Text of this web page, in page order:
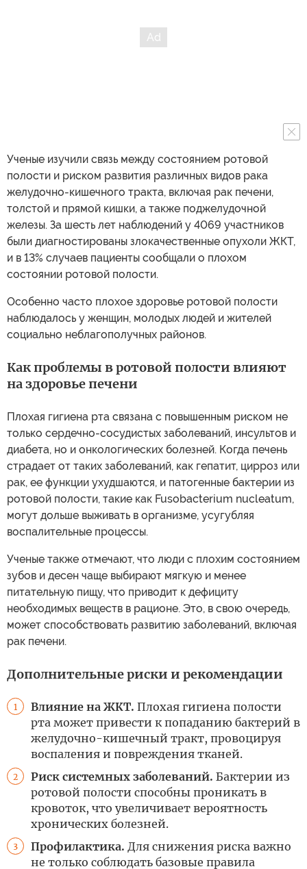
Ученые изучили связь между состоянием ротовой
полости и риском развития различных видов рака
желудочно-кишечного тракта, включая рак печени,
толстой и прямой кишки, а также поджелудочной
железы. За шесть лет наблюдений у 4069 участников
были диагностированы злокачественные опухоли ЖКТ,
и в 13% случаев пациенты сообщали о плохом
состоянии ротовой полости.
Особенно часто плохое здоровье ротовой полости
наблюдалось у женщин, молодых людей и жителей
социально неблагополучных районов.
Как проблемы в ротовой полости влияют
на здоровье печени
Плохая гигиена рта связана с повышенным риском не
только сердечно-сосудистых заболеваний, инсультов и
диабета, но и онкологических болезней. Когда печень
страдает от таких заболеваний, как гепатит, цирроз или
рак, ее функции ухудшаются, и патогенные бактерии из
ротовой полости, такие как Fusobacterium nucleatum,
могут дольше выживать в организме, усугубляя
воспалительные процессы.
Ученые также отмечают, что люди с плохим состоянием
зубов и десен чаще выбирают мягкую и менее
питательную пищу, что приводит к дефициту
необходимых веществ в рационе. Это, в свою очередь,
может способствовать развитию заболеваний, включая
рак печени.
Дополнительные риски и рекомендации
1 Влияние на ЖКТ. Плохая гигиена полости
рта может привести к попаданию бактерий в
желудочно-кишечный тракт, провоцируя
воспаления и повреждения тканей.
2 Риск системных заболеваний. Бактерии из
ротовой полости способны проникать в
кровоток, что увеличивает вероятность
хронических болезней.
3 Профилактика. Для снижения риска важно
не только соблюдать базовые правила